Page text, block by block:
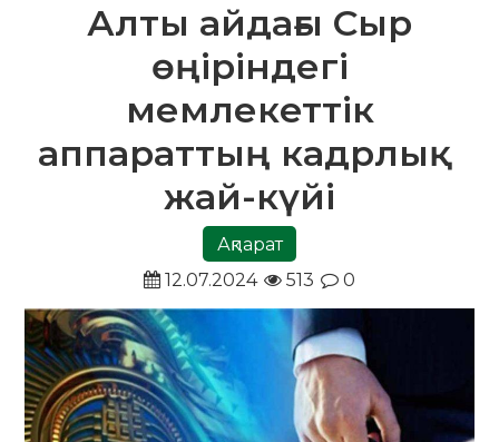
Алты айдағы Сыр
өңіріндегі
мемлекеттік
аппараттың кадрлық
жай-күйі
Ақпарат
12.07.2024
513 0